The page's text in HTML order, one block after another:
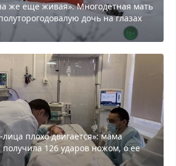
же еще живая». Многодетная мать
дочь на глазах
плохо двигается»: мама
получила 126 ударов ножом, о ее